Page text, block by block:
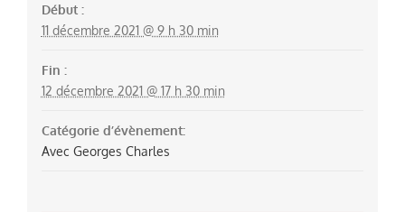
Début :
11 décembre 2021 @ 9 h 30 min
Fin :
12 décembre 2021 @ 17 h 30 min
Catégorie d’évènement:
Avec Georges Charles